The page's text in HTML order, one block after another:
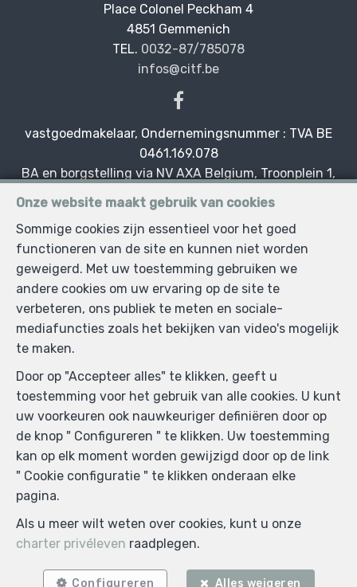
Onze website maakt gebruik van cookies
Sommige cookies zijn essentieel voor het goed
functioneren van de site en kunnen niet worden
geweigerd. Met uw toestemming gebruiken we
andere cookies om uw ervaring op de site te
verbeteren, ons publiek te meten en sociale-
mediafuncties zoals het bekijken van video's mogelijk
te maken.
Door op "Accepteer alles" te klikken, geeft u
toestemming voor het gebruik van alle cookies. U kunt
uw voorkeuren ook nauwkeuriger definiëren door op
de knop " Configureren " te klikken. Uw toestemming
kan op elk moment worden gewijzigd door op de link
" Cookie configuratie " te klikken onderaan elke
pagina.
Als u meer wilt weten over cookies, kunt u onze
charter privéleven raadplegen.
Configureren Alles weigeren
—
Place Colonel Peckham 4
—
4851 Gemmenich
TEL. 0032-87/785078
—
infos@citf.be
vastgoedmakelaar, Ondernemingsnummer : TVA BE
0461.169.078
BA en borgstelling via NV AXA Belgium, Troonplein 1,
activiteiten die in België worden uitgevoerd
Xhardez Alain en Magali - Vastgoeddeskundigen
Magali Xhardez erkend vastgoedmakelaar, bemiddelaar,
syndicus en beheerder door het BIV, nr. 507242,
erkenning verkregen in België
Alain Xhardez erkand als vemiddeld vastgoedmakelaar
BIV in België nr. 105 066 en erkand door de Kamer van
Verantwoordelijke anti-witwasbeleid: Alain Xhardez
Toezichthoudende autoriteit: Beroepsinstituut van
Vastgoedmakelaars (BIV), Luxemburgstraat 16B in 1000
Brussel, +32 2 505 38 50, info@biv.be.
Onderworpen aan dedeontologische code van het BIV
derdenrekening van Citf srl : IBAN BE40 7321 0480
Algemene gebruiksvoorwaarden van de website